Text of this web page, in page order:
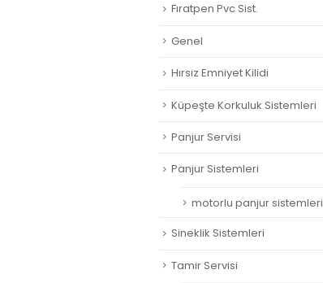
Fıratpen Pvc Sist.
Genel
Hırsız Emniyet Kilidi
Küpeşte Korkuluk Sistemleri
Panjur Servisi
Panjur Sistemleri
motorlu panjur sistemleri
Sineklik Sistemleri
Tamir Servisi